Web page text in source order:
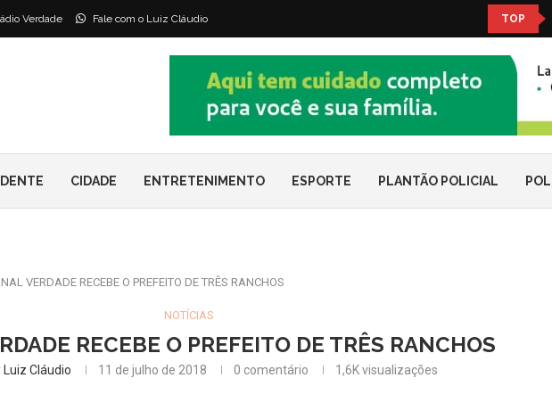
Verdade Fale com o Luiz Cláudio TOP
CIDADE ENTRETENIMENTO ESPORTE PLANTÃO POLICIAL
VERDADE RECEBE O PREFEITO DE TRÊS RANCHOS
NOTÍCIAS
RECEBE O PREFEITO DE TRÊS RANCHOS
Luiz Cláudio 11 de julho de 2018 0 comentário 1,6Kvisualizações